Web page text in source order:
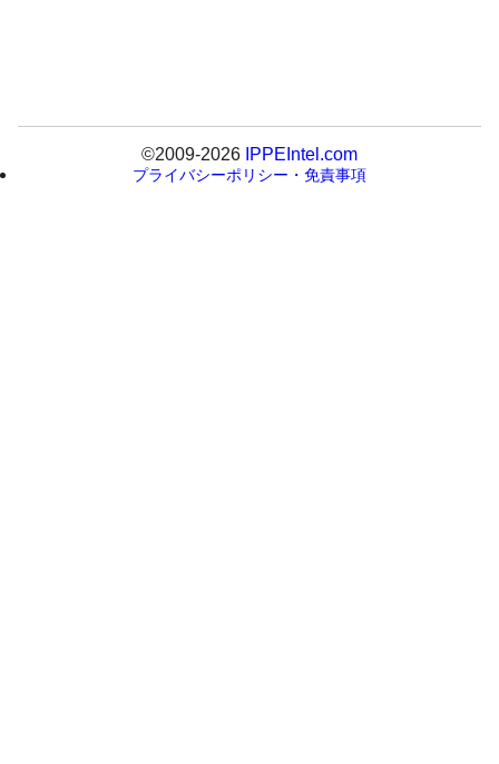
©2009-2026 IPPEIntel.com
プライバシーポリシー・免責事項